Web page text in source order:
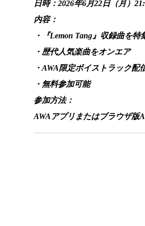
日時：2026年6月22日（月）
内容：
・『Lemon Tang』収録曲を特
・歴代人気楽曲をオンエア
・AWA限定ボイストラック配
・無料参加可能
参加方法：
AWAアプリまたはブラウザ版